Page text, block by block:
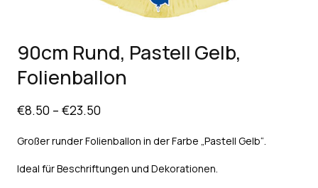
90cm Rund, Pastell Gelb,
Folienballon
€8.50 – €23.50
Großer runder Folienballon in der Farbe „Pastell Gelb“.
Ideal für Beschriftungen und Dekorationen.